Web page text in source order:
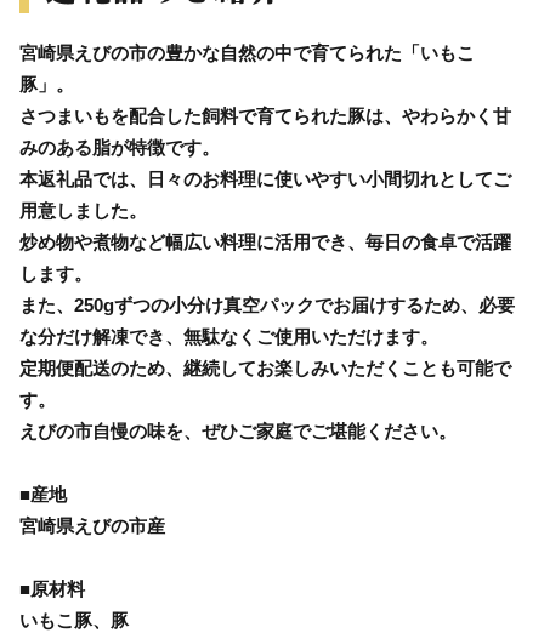
宮崎県えびの市の豊かな自然の中で育てられた「いもこ
豚」。
さつまいもを配合した飼料で育てられた豚は、やわらかく甘
みのある脂が特徴です。
本返礼品では、日々のお料理に使いやすい小間切れとしてご
用意しました。
炒め物や煮物など幅広い料理に活用でき、毎日の食卓で活躍
します。
また、250gずつの小分け真空パックでお届けするため、必要
な分だけ解凍でき、無駄なくご使用いただけます。
定期便配送のため、継続してお楽しみいただくことも可能で
す。
えびの市自慢の味を、ぜひご家庭でご堪能ください。
■産地
宮崎県えびの市産
■原材料
いもこ豚、豚